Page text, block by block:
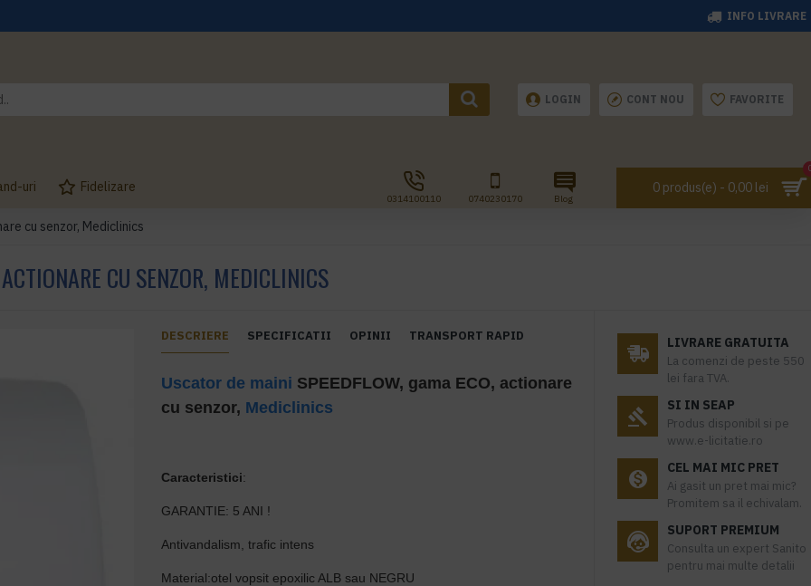
INFO LIVRARE
LOGIN CONT NOU FAVORITE
uri Fidelizare
0314100110 0740230170 Blog
0 produs(e) - 0,00 lei
cu senzor, Mediclinics
CU SENZOR, MEDICLINICS
DESCRIERE SPECIFICATII OPINII TRANSPORT RAPID
Uscator de maini SPEEDFLOW, gama ECO, actionare
cu senzor, Mediclinics
Caracteristici:
GARANTIE: 5 ANI !
Antivandalism, trafic intens
Material:otel vopsit epoxilic ALB sau NEGRU
LIVRARE GRATUITA
La comenzi de peste 550
lei fara TVA.
SI IN SEAP
Produs disponibil si pe
www.e-licitatie.ro
CEL MAI MIC PRET
Ai gasit un pret mai mic?
Promitem sa il echivalam.
SUPORT PREMIUM
Consulta un expert Sanito
pentru mai multe detalii